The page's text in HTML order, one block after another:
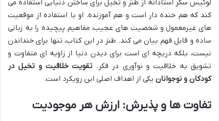
لوئیس سکر استادانه از طنز و تخیل برای ساختن دنیایی استفاده می
کند که هم خنده دار است و هم آموزنده. او با استفاده از موقعیت
های غیرمعمول و شخصیت های عجیب، مفاهیم پیچیده را به زبانی
ساده و قابل فهم بیان می کند. طنز در این کتاب، تنها برای خنداندن
نیست، بلکه دریچه ای است برای دیدن دنیا از زاویه ای متفاوت و
تشویق به خلاقیت و نوآوری در فکر. تقویت خلاقیت و تخیل در
کودکان و نوجوانان یکی از اهداف اصلی این رویکرد است.
تفاوت ها و پذیرش: ارزش هر موجودیت